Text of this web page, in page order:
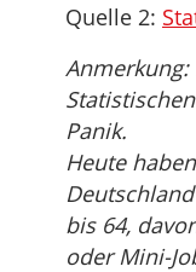
Quelle 2:
Anmerkung:
Panik.
Heute
bis 64,
oder Mini-